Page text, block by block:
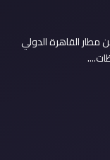
القاهرة الدولي